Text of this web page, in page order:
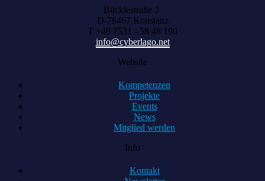
Bücklestraße 3
D-78467 Konstanz
T +49 7531 - 58 48 190
info@cyberlago.net
Website
Kompetenzen
Projekte
Events
News
Mitglied werden
Info
Kontakt